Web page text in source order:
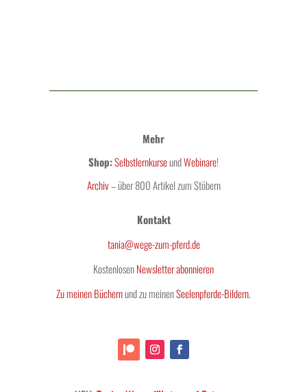
Mehr
Shop:SelbstlernkurseundWebinare!
Archiv– über 800 Artikel zum Stöbern
Kontakt
tania@wege-zum-pferd.de
KostenlosenNewsletter abonnieren
Zu meinen Büchernund zu meinenSeelenpferde-Bildern.